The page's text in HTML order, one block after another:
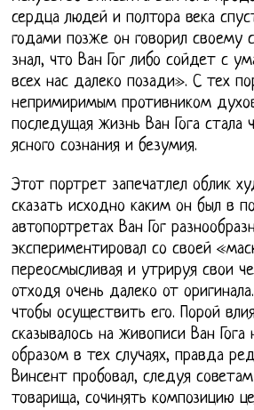
сердца людей и полтора века
годами позже он говорил своему
знал, что Ван Гог либо сойдет с
всех нас далеко позади». С тех
непримиримым противником
последущая жизнь Ван Гога стала
ясного сознания и безумия.
Этот портрет запечатлел облик
сказать исходно каким он был в
автопортретах Ван Гог
экспериментировал со своей
переосмысливая и утрируя свои
отходя очень далеко от
чтобы осуществить его. Порой
сказывалось на живописи Ван
образом в тех случаях, правда
Винсент пробовал, следуя
товарища, сочинять композицию